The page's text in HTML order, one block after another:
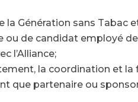
Génération sans Tabac
de candidat employé de
l’Alliance;
la coordination et
que partenaire ou